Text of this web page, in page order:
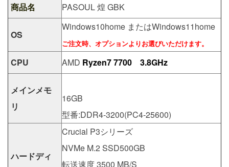
商品名
PASOUL 煌 GBK
OS
Windows10home またはWindows11home
ご注文時、オプションよりお選びいただけます。
CPU AMD Ryzen7 7700 3.8GHz
メインメモ
リ
16GB
型番:DDR4-3200(PC4-25600)
ハードディ
Crucial P3シリーズ
NVMe M.2 SSD500GB
転送速度 3500 MB/S